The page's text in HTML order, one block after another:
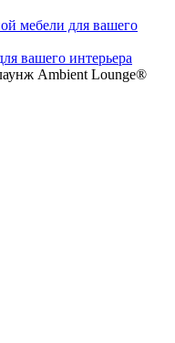
мебели для вашего
вашего интерьера
Ambient Lounge®